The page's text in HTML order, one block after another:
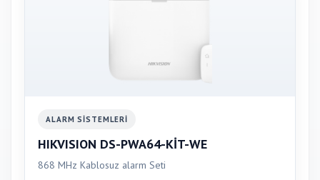
ALARM SISTEMLERI
HIKVISION DS-PWA64-KİT-WE
868 MHz Kablosuz alarm Seti